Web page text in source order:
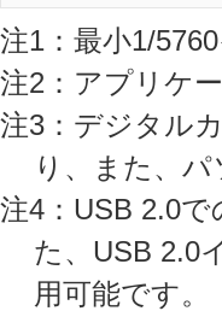
注1：最小1/
注2：アプリケ
注3：デジタル
り、また、
注4：USB 2.0
た、USB 2.0
用可能です。